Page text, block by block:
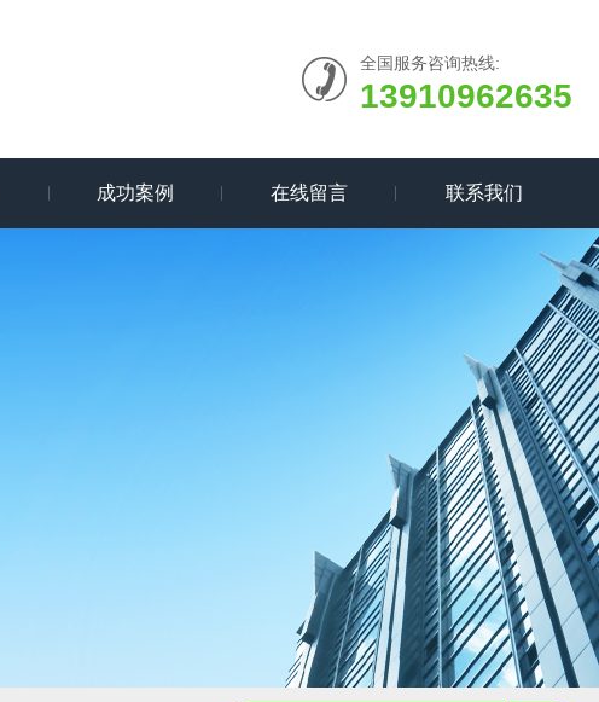
全国服务咨询热线:
13910962635
成功案例 在线留言 联系我们